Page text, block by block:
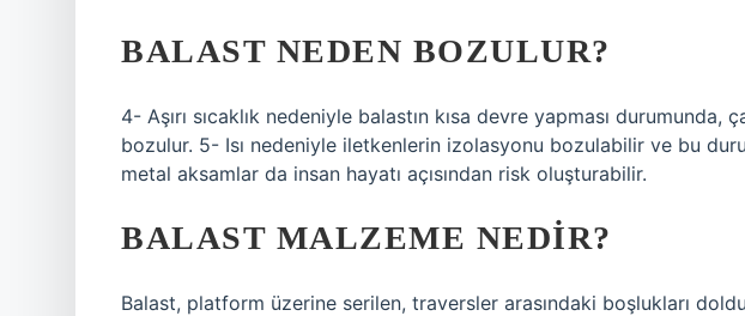
BALAST NEDEN BOZULUR?
4- Aşırı sıcaklık nedeniyle balastın kısa devre yapması durumunda,
bozulur. 5- Isı nedeniyle iletkenlerin izolasyonu bozulabilir ve bu
metal aksamlar da insan hayatı açısından risk oluşturabilir.
BALAST MALZEME NEDIR?
Balast, platform üzerine serilen, traversler arasındaki boşlukları